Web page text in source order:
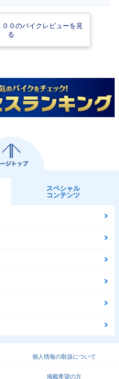
０のバイクレビューを見
る
スペシャル
コンテンツ
個人情報の取扱について
掲載希望の方